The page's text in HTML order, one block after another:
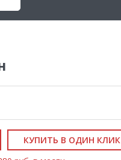
КУПИТЬ В ОДИН КЛИК